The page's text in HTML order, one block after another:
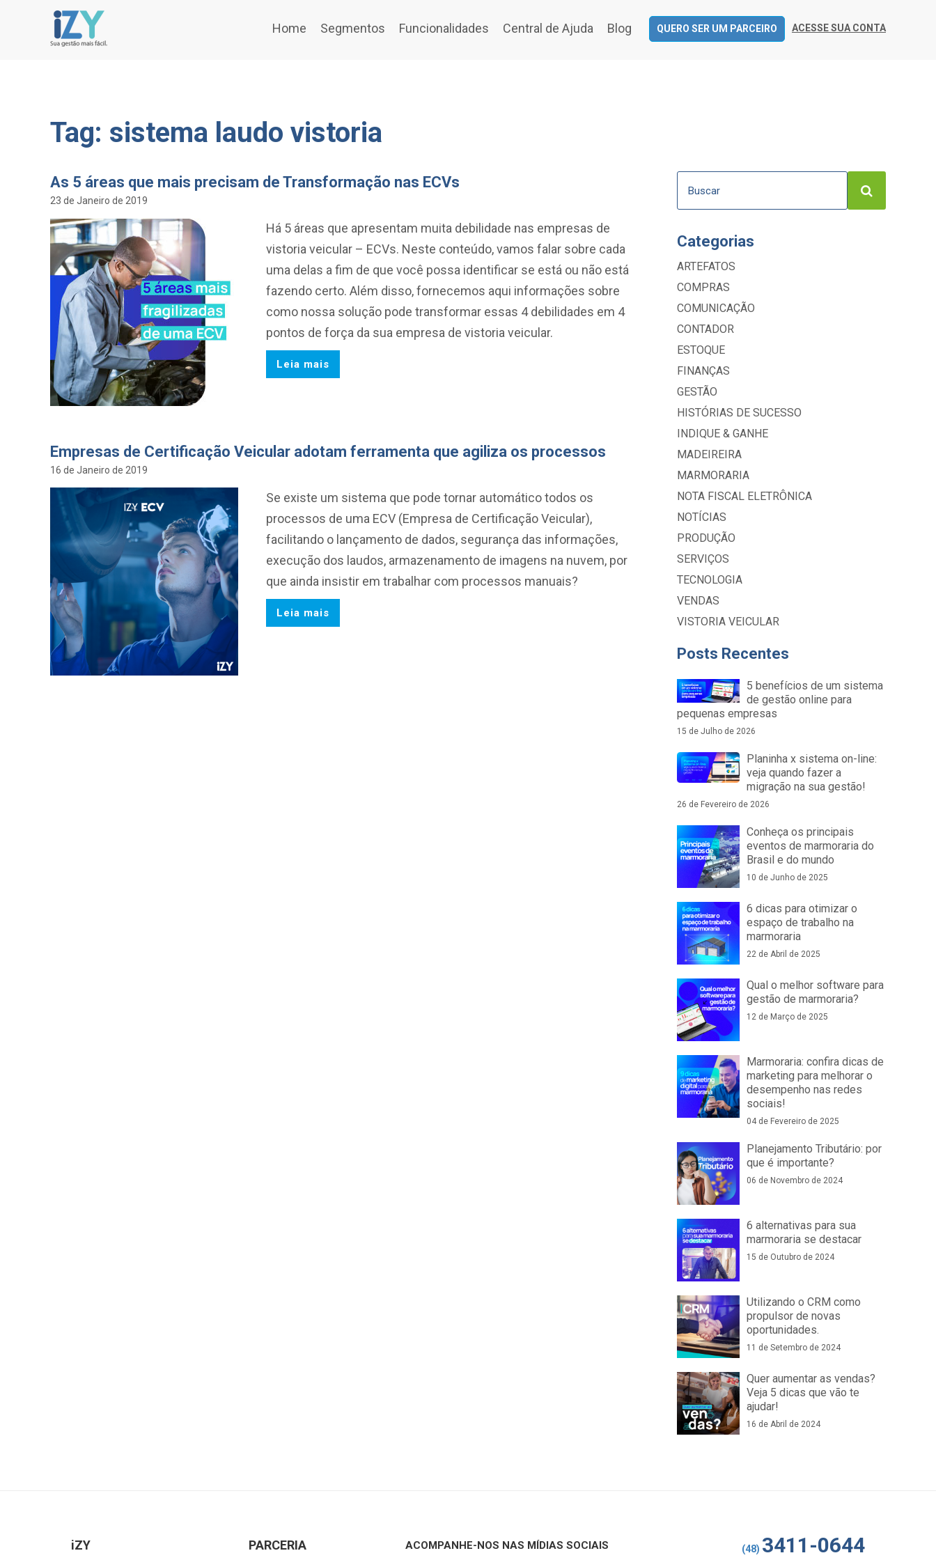
Home Segmentos Funcionalidades Central de Ajuda Blog QUERO SER UM PARCEIRO ACESSE SUA CONTA
Tag: sistema laudo vistoria
As 5 áreas que mais precisam de Transformação nas ECVs
23 de Janeiro de 2019
Há 5 áreas que apresentam muita debilidade nas empresas de
vistoria veicular – ECVs. Neste conteúdo, vamos falar sobre cada
uma delas a fim de que você possa identificar se está ou não está
fazendo certo. Além disso, fornecemos aqui informações sobre
como nossa solução pode transformar essas 4 debilidades em 4
pontos de força da sua empresa de vistoria veicular.
Leia mais
Empresas de Certificação Veicular adotam ferramenta que agiliza os processos
16 de Janeiro de 2019
Se existe um sistema que pode tornar automático todos os
processos de uma ECV (Empresa de Certificação Veicular),
facilitando o lançamento de dados, segurança das informações,
execução dos laudos, armazenamento de imagens na nuvem, por
que ainda insistir em trabalhar com processos manuais?
Leia mais
Categorias
ARTEFATOS
COMPRAS
COMUNICAÇÃO
CONTADOR
ESTOQUE
FINANÇAS
GESTÃO
HISTÓRIAS DE SUCESSO
INDIQUE & GANHE
MADEIREIRA
MARMORARIA
NOTA FISCAL ELETRÔNICA
NOTÍCIAS
PRODUÇÃO
SERVIÇOS
TECNOLOGIA
VENDAS
VISTORIA VEICULAR
Posts Recentes
5 benefícios de um sistema
de gestão online para
pequenas empresas
15 de Julho de 2026
Planinha x sistema on-line:
veja quando fazer a
migração na sua gestão!
26 de Fevereiro de 2026
Conheça os principais
eventos de marmoraria do
Brasil e do mundo
10 de Junho de 2025
6 dicas para otimizar o
espaço de trabalho na
marmoraria
22 de Abril de 2025
Qual o melhor software para
gestão de marmoraria?
12 de Março de 2025
Marmoraria: confira dicas de
marketing para melhorar o
desempenho nas redes
sociais!
04 de Fevereiro de 2025
Planejamento Tributário: por
que é importante?
06 de Novembro de 2024
6 alternativas para sua
marmoraria se destacar
15 de Outubro de 2024
Utilizando o CRM como
propulsor de novas
oportunidades.
11 de Setembro de 2024
Quer aumentar as vendas?
Veja 5 dicas que vão te
ajudar!
16 de Abril de 2024
iZY PARCERIA ACOMPANHE-NOS NAS MÍDIAS SOCIAIS (48) 3411-0644